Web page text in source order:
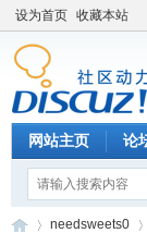
设为首页 收藏本站
网站主页 论
needsweets0